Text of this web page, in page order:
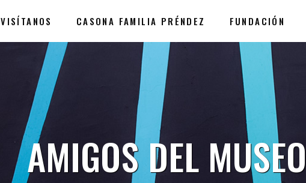
VISÍTANOS CASONA FAMILIA PRÉNDEZ FUNDACIÓN
AMIGOS DEL MUSEO